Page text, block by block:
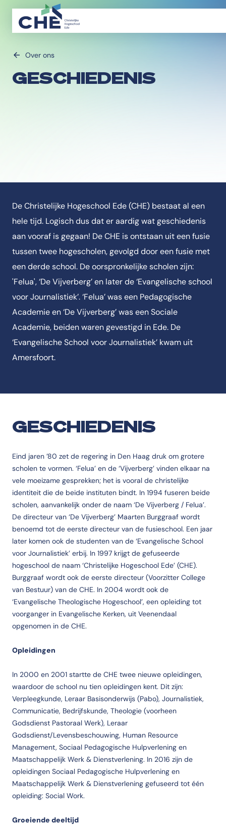
Over ons
GESCHIEDENIS
De Christelijke Hogeschool Ede (CHE) bestaat al een
hele tijd. Logisch dus dat er aardig wat geschiedenis
aan vooraf is gegaan! De CHE is ontstaan uit een fusie
tussen twee hogescholen, gevolgd door een fusie met
een derde school. De oorspronkelijke scholen zijn:
'Felua', ‘De Vijverberg’ en later de ‘Evangelische school
voor Journalistiek’. ‘Felua’ was een Pedagogische
Academie en ‘De Vijverberg’ was een Sociale
Academie, beiden waren gevestigd in Ede. De
‘Evangelische School voor Journalistiek’ kwam uit
Amersfoort.
GESCHIEDENIS
Eind jaren ’80 zet de regering in Den Haag druk om grotere
scholen te vormen. ‘Felua’ en de ‘Vijverberg’ vinden elkaar na
vele moeizame gesprekken; het is vooral de christelijke
identiteit die de beide instituten bindt. In 1994 fuseren beide
scholen, aanvankelijk onder de naam ‘De Vijverberg / Felua’.
De directeur van ‘De Vijverberg’ Maarten Burggraaf wordt
benoemd tot de eerste directeur van de fusieschool. Een jaar
later komen ook de studenten van de ‘Evangelische School
voor Journalistiek’ erbij. In 1997 krijgt de gefuseerde
hogeschool de naam ‘Christelijke Hogeschool Ede’ (CHE).
Burggraaf wordt ook de eerste directeur (Voorzitter College
van Bestuur) van de CHE. In 2004 wordt ook de
‘Evangelische Theologische Hogeschool’, een opleiding tot
voorganger in Evangelische Kerken, uit Veenendaal
opgenomen in de CHE.
Opleidingen
In 2000 en 2001 startte de CHE twee nieuwe opleidingen,
waardoor de school nu tien opleidingen kent. Dit zijn:
Verpleegkunde, Leraar Basisonderwijs (Pabo), Journalistiek,
Communicatie, Bedrijfskunde, Theologie (voorheen
Godsdienst Pastoraal Werk), Leraar
Godsdienst/Levensbeschouwing, Human Resource
Management, Sociaal Pedagogische Hulpverlening en
Maatschappelijk Werk & Dienstverlening. In 2016 zijn de
opleidingen Sociaal Pedagogische Hulpverlening en
Maatschappelijk Werk & Dienstverlening gefuseerd tot één
opleiding: Social Work.
Groeiende deeltijd